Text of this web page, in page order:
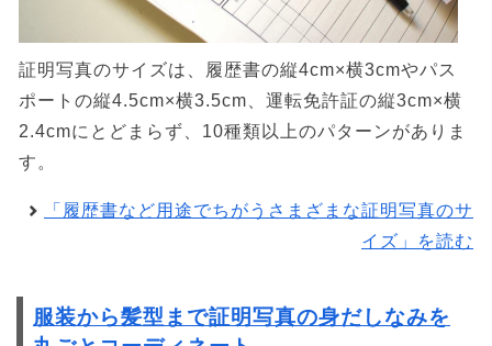
証明写真のサイズは、履歴書の縦4cm×横3cmやパス
ポートの縦4.5cm×横3.5cm、運転免許証の縦3cm×横
2.4cmにとどまらず、10種類以上のパターンがありま
す。
「履歴書など用途でちがうさまざまな証明写真のサ
イズ」を読む
服装から髪型まで証明写真の身だしなみを